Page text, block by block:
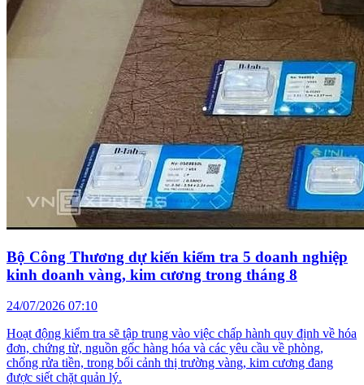
Bộ Công Thương dự kiến kiểm tra 5 doanh nghiệp
kinh doanh vàng, kim cương trong tháng 8
24/07/2026 07:10
Hoạt động kiểm tra sẽ tập trung vào việc chấp hành quy định về hóa
đơn, chứng từ, nguồn gốc hàng hóa và các yêu cầu về phòng,
chống rửa tiền, trong bối cảnh thị trường vàng, kim cương đang
được siết chặt quản lý.